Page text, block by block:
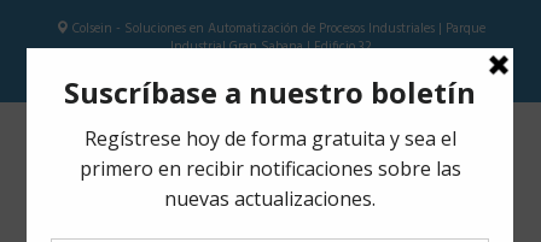
Colsein - Soluciones en Automatización de Procesos Industriales | Parque
Industrial Gran Sabana | Edificio 32
Colsein SAS